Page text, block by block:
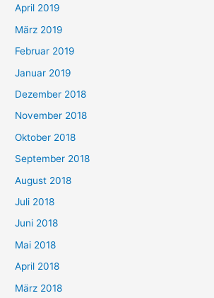
April 2019
März 2019
Februar 2019
Januar 2019
Dezember 2018
November 2018
Oktober 2018
September 2018
August 2018
Juli 2018
Juni 2018
Mai 2018
April 2018
März 2018